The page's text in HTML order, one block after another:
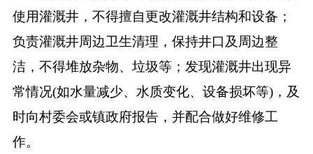
使用灌溉井，不得擅自更改灌溉井结构和设备；
负责灌溉井周边卫生清理，保持井口及周边整
洁，不得堆放杂物、垃圾等；发现灌溉井出现异
常情况(如水量减少、水质变化、设备损坏等)，及
时向村委会或镇政府报告，并配合做好维修工
作。